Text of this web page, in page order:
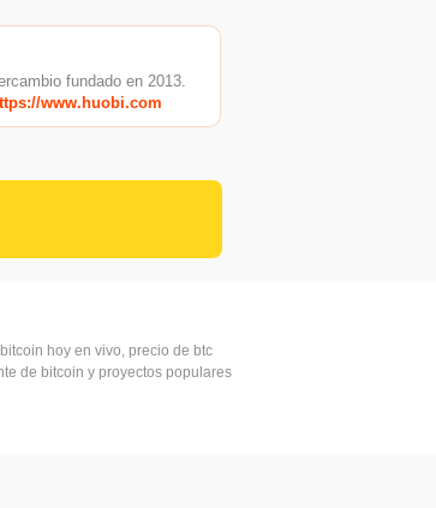
fundado en 2013.
www.huobi.com
hoy en vivo, precio de btc
de bitcoin y proyectos populares